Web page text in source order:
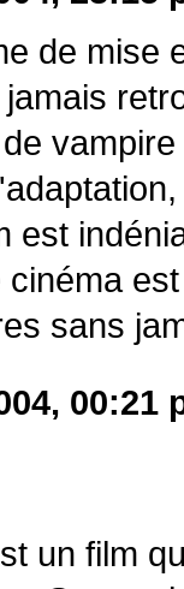
de mise
est
sans
00:21
un film